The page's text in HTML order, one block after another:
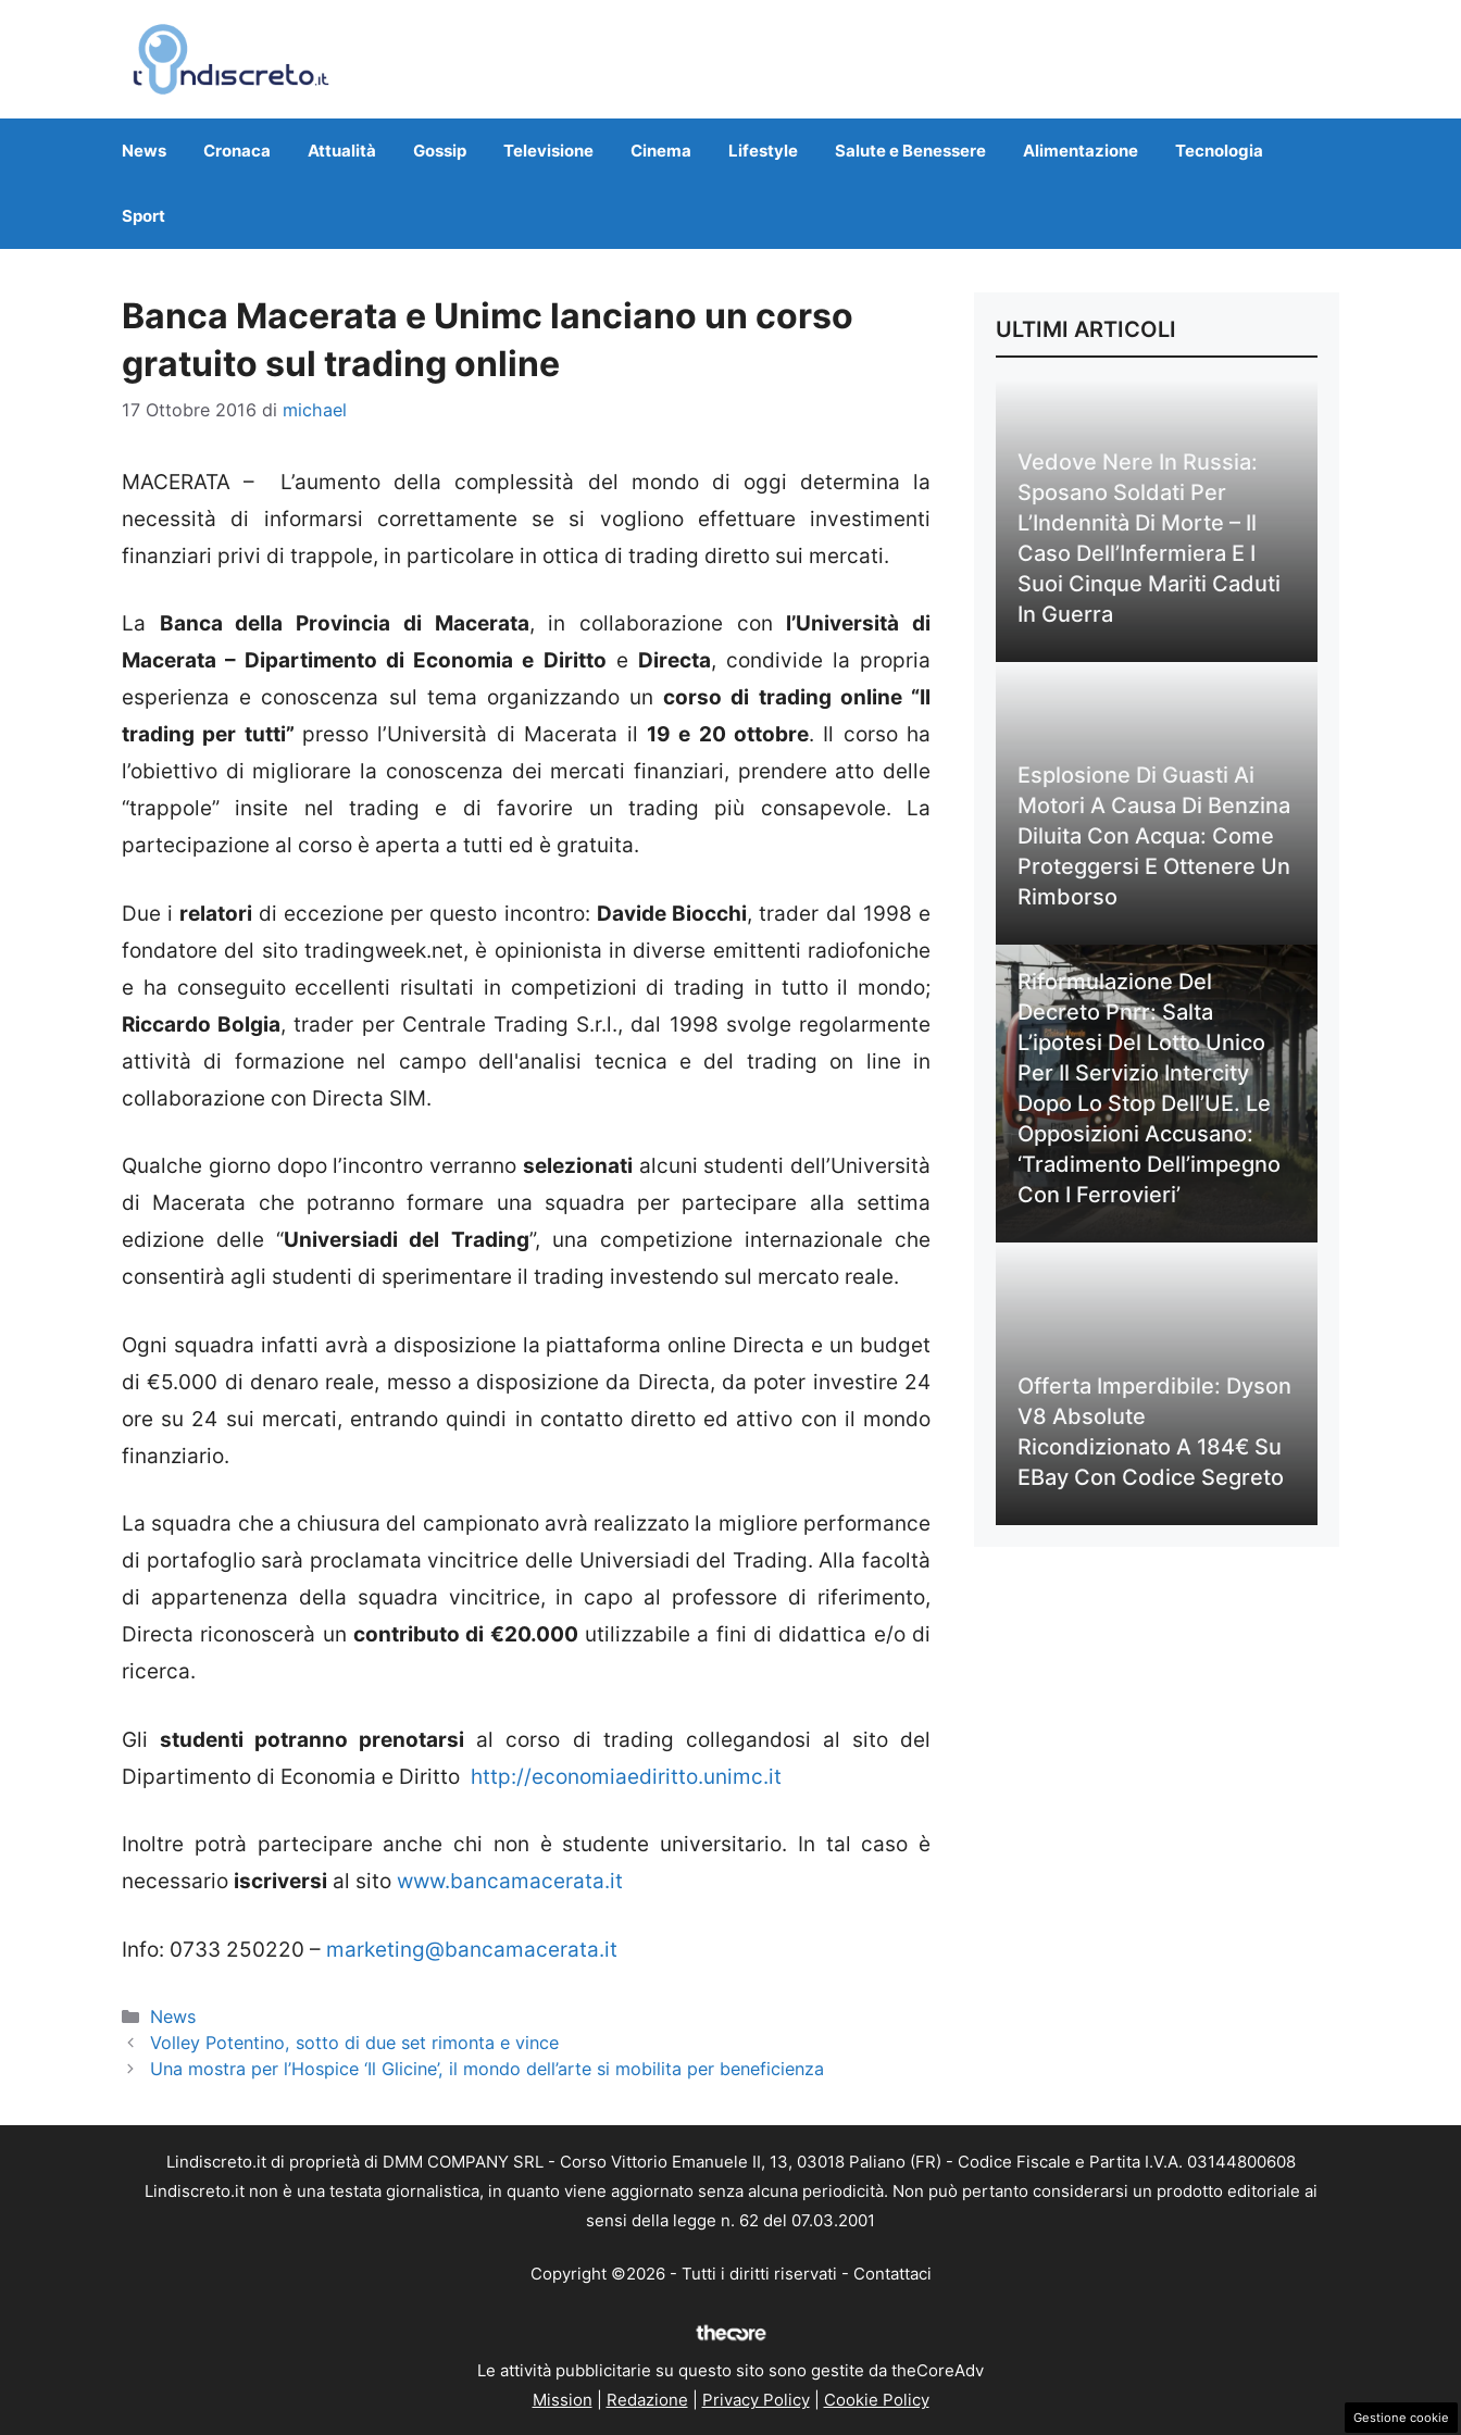
News Cronaca Attualità Gossip Televisione Cinema Lifestyle Salute e Benessere Alimentazione Tecnologia
Sport
Banca Macerata e Unimc lanciano un corso
gratuito sul trading online
17 Ottobre 2016 di michael
MACERATA – L’aumento della complessità del mondo di oggi determina la
necessità di informarsi correttamente se si vogliono effettuare investimenti
finanziari privi di trappole, in particolare in ottica di trading diretto sui mercati.
La Banca della Provincia di Macerata, in collaborazione con l’Università di
Macerata – Dipartimento di Economia e Diritto e Directa, condivide la propria
esperienza e conoscenza sul tema organizzando uncorso di trading online “Il
trading per tutti” presso l’Università di Macerata il 19 e 20 ottobre. Il corso ha
l’obiettivo di migliorare la conoscenza dei mercati finanziari, prendere atto delle
“trappole” insite nel trading e di favorire un trading più consapevole. La
partecipazione al corso è aperta a tutti ed è gratuita.
Due i relatori di eccezione per questo incontro: Davide Biocchi, trader dal 1998 e
fondatore del sito tradingweek.net, è opinionista in diverse emittenti radiofoniche
e ha conseguito eccellenti risultati in competizioni di trading in tutto il mondo;
Riccardo Bolgia, trader per Centrale Trading S.r.l., dal 1998 svolge regolarmente
attività di formazione nel campo dell'analisi tecnica e del trading on line in
collaborazione con Directa SIM.
Qualche giorno dopo l’incontro verranno selezionati alcuni studenti dell’Università
di Macerata che potranno formare una squadra per partecipare alla settima
edizione delle “Universiadi del Trading”, una competizione internazionale che
consentirà agli studenti di sperimentare il trading investendo sul mercato reale.
Ogni squadra infatti avrà a disposizione la piattaforma online Directa e un budget
di €5.000 di denaro reale, messo a disposizione da Directa, da poter investire 24
ore su 24 sui mercati, entrando quindi in contatto diretto ed attivo con il mondo
finanziario.
La squadra che a chiusura del campionato avrà realizzato la migliore performance
di portafoglio sarà proclamata vincitrice delle Universiadi del Trading. Alla facoltà
di appartenenza della squadra vincitrice, in capo al professore di riferimento,
Directa riconoscerà un contributo di €20.000 utilizzabile a fini di didattica e/o di
ricerca.
Glistudenti potranno prenotarsi al corso di trading collegandosi al sito del
Dipartimento di Economia e Diritto http://economiaediritto.unimc.it
Inoltre potrà partecipare anche chi non è studente universitario. In tal caso è
necessario iscriversi al sito www.bancamacerata.it
Info: 0733 250220 – marketing@bancamacerata.it
Categorie
News
Volley Potentino, sotto di due set rimonta e vince
Una mostra per l’Hospice ‘Il Glicine’, il mondo dell’arte si mobilita per beneficienza
ULTIMI ARTICOLI
Vedove Nere In Russia:
Sposano Soldati Per
L’Indennità Di Morte – Il
Caso Dell’Infermiera E I
Suoi Cinque Mariti Caduti
In Guerra
Esplosione Di Guasti Ai
Motori A Causa Di Benzina
Diluita Con Acqua: Come
Proteggersi E Ottenere Un
Rimborso
Riformulazione Del
Decreto Pnrr: Salta
L’ipotesi Del Lotto Unico
Per Il Servizio Intercity
Dopo Lo Stop Dell’UE. Le
Opposizioni Accusano:
‘Tradimento Dell’impegno
Con I Ferrovieri’
Offerta Imperdibile: Dyson
V8 Absolute
Ricondizionato A 184€ Su
EBay Con Codice Segreto
Lindiscreto.it di proprietà di DMM COMPANY SRL - Corso Vittorio Emanuele II, 13, 03018 Paliano (FR) - Codice Fiscale e Partita I.V.A. 03144800608
Lindiscreto.it non è una testata giornalistica, in quanto viene aggiornato senza alcuna periodicità. Non può pertanto considerarsi un prodotto editoriale ai
sensi della legge n. 62 del 07.03.2001
Copyright ©2026 - Tutti i diritti riservati - Contattaci
Le attività pubblicitarie su questo sito sono gestite da theCoreAdv
Mission
Redazione Privacy Policy| Cookie Policy
Gestione cookie